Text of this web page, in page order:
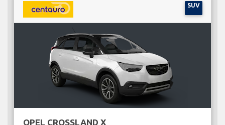
SUV
OPEL CROSSLAND X